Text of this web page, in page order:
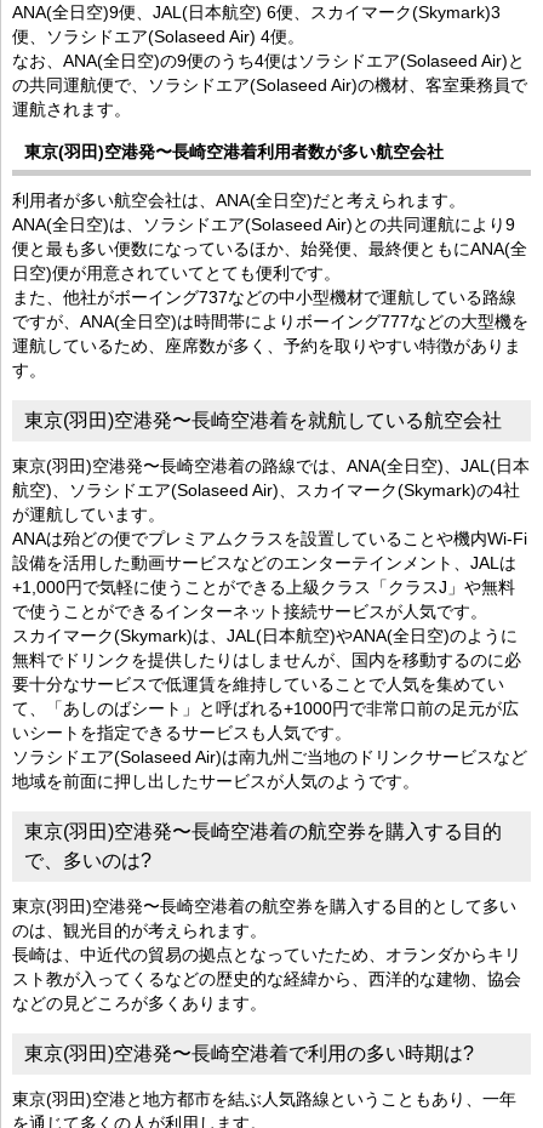
ANA(全日空)9便、JAL(日本航空) 6便、スカイマーク(Skymark)3
便、ソラシドエア(Solaseed Air) 4便。
なお、ANA(全日空)の9便のうち4便はソラシドエア(Solaseed Air)と
の共同運航便で、ソラシドエア(Solaseed Air)の機材、客室乗務員で
運航されます。
東京(羽田)空港発〜長崎空港着利用者数が多い航空会社
利用者が多い航空会社は、ANA(全日空)だと考えられます。
ANA(全日空)は、ソラシドエア(Solaseed Air)との共同運航により9
便と最も多い便数になっているほか、始発便、最終便ともにANA(全
日空)便が用意されていてとても便利です。
また、他社がボーイング737などの中小型機材で運航している路線
ですが、ANA(全日空)は時間帯によりボーイング777などの大型機を
運航しているため、座席数が多く、予約を取りやすい特徴がありま
す。
東京(羽田)空港発〜長崎空港着を就航している航空会社
東京(羽田)空港発〜長崎空港着の路線では、ANA(全日空)、JAL(日本
航空)、ソラシドエア(Solaseed Air)、スカイマーク(Skymark)の4社
が運航しています。
ANAは殆どの便でプレミアムクラスを設置していることや機内Wi-Fi
設備を活用した動画サービスなどのエンターテインメント、JALは
+1,000円で気軽に使うことができる上級クラス「クラスJ」や無料
で使うことができるインターネット接続サービスが人気です。
スカイマーク(Skymark)は、JAL(日本航空)やANA(全日空)のように
無料でドリンクを提供したりはしませんが、国内を移動するのに必
要十分なサービスで低運賃を維持していることで人気を集めてい
て、「あしのばシート」と呼ばれる+1000円で非常口前の足元が広
いシートを指定できるサービスも人気です。
ソラシドエア(Solaseed Air)は南九州ご当地のドリンクサービスなど
地域を前面に押し出したサービスが人気のようです。
東京(羽田)空港発〜長崎空港着の航空券を購入する目的
で、多いのは?
東京(羽田)空港発〜長崎空港着の航空券を購入する目的として多い
のは、観光目的が考えられます。
長崎は、中近代の貿易の拠点となっていたため、オランダからキリ
スト教が入ってくるなどの歴史的な経緯から、西洋的な建物、協会
などの見どころが多くあります。
東京(羽田)空港発〜長崎空港着で利用の多い時期は?
東京(羽田)空港と地方都市を結ぶ人気路線ということもあり、一年
を通じて多くの人が利用します。